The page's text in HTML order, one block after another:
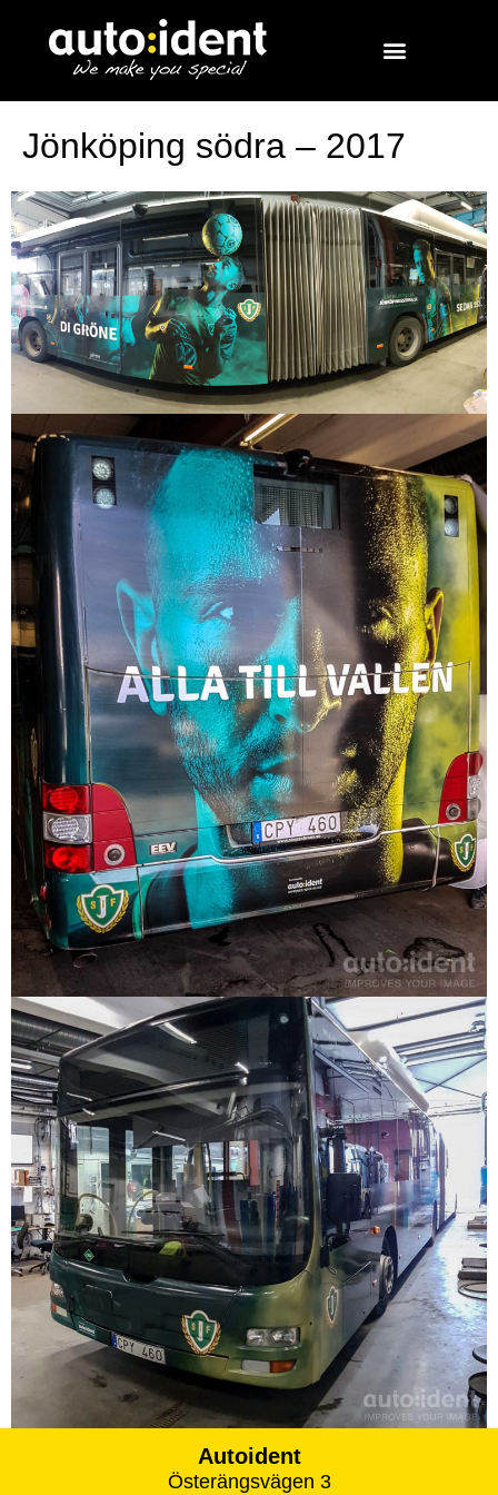
Jönköping södra – 2017
Autoident
Österängsvägen 3